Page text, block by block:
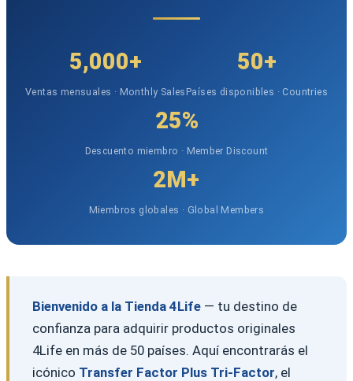
5,000+
Ventas mensuales · Monthly Sales
50+
Países disponibles · Countries
25%
Descuento miembro · Member Discount
2M+
Miembros globales · Global Members
Bienvenido a la Tienda 4Life— tu destino de
confianza para adquirir productos originales
4Life en más de 50 países. Aquí encontrarás el
icónico Transfer Factor Plus Tri-Factor, el